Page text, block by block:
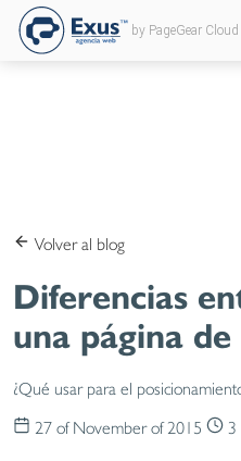
by PageGear Cloud
Volver al blog
Diferencias
una página
¿Qué usar para el
27 of November of 2015
3